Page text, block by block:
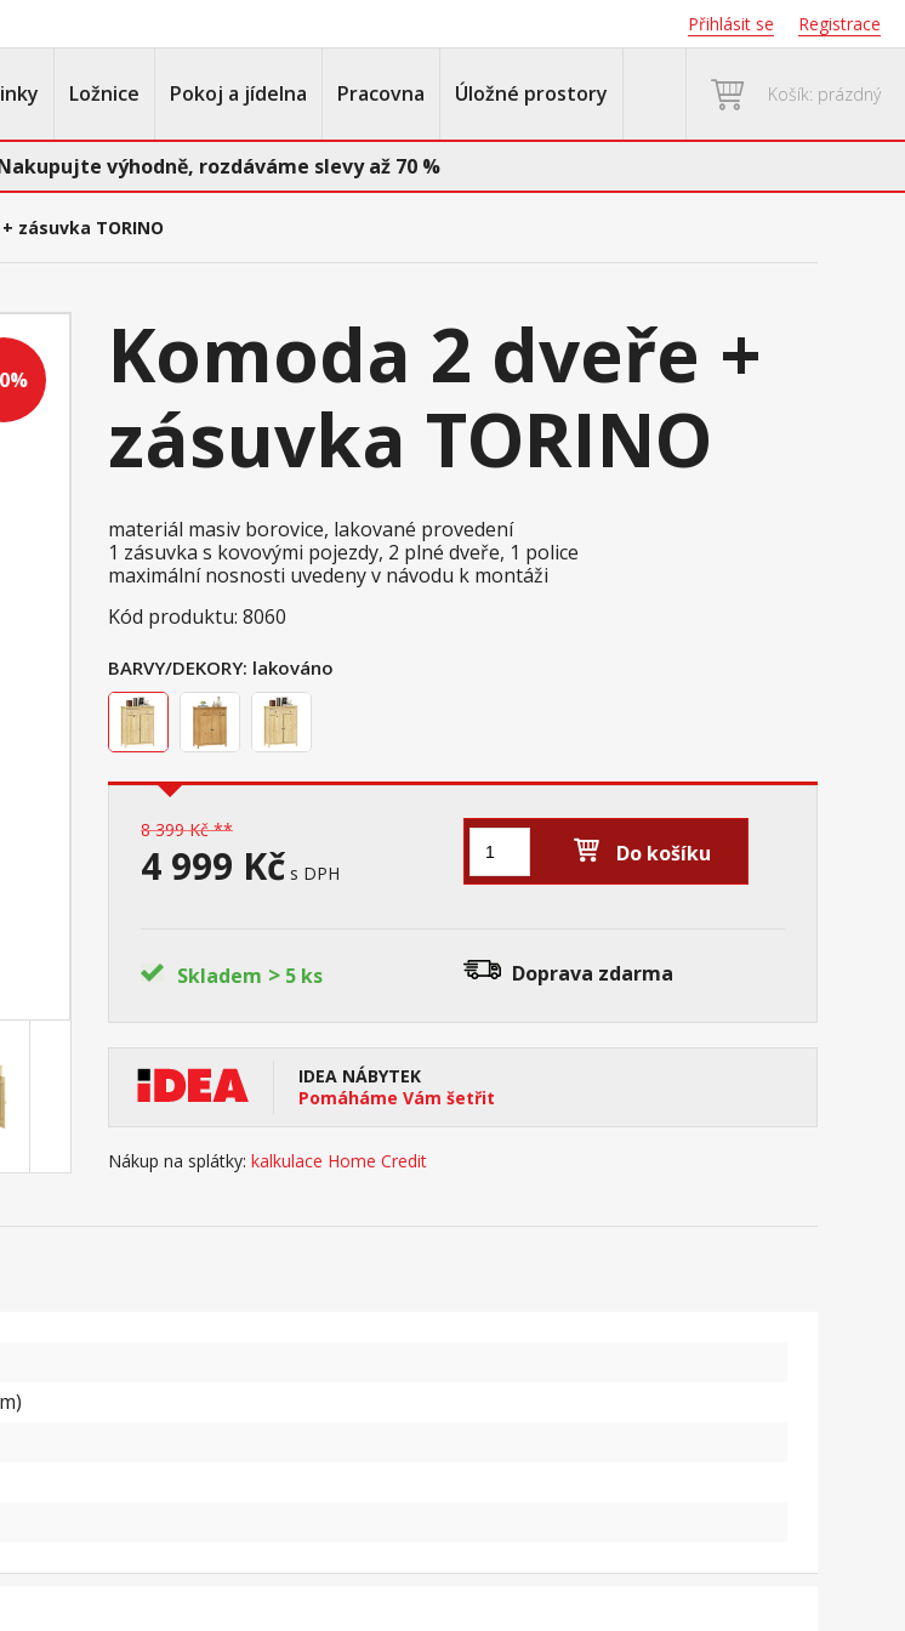
Přihlásit se Registrace
Ložnice Pokoj a jídelna Pracovna Úložné prostory Košík: prázdný
výhodně, rozdáváme slevy až 70 %
zásuvka TORINO
Komoda 2 dveře +
zásuvka TORINO
materiál masiv borovice, lakované provedení
1 zásuvka s kovovými pojezdy, 2 plné dveře, 1 police
maximální nosnosti uvedeny v návodu k montáži
Kód produktu: 8060
BARVY/DEKORY: lakováno
8 399 Kč **
4 999 Kč s DPH
Do košíku
Skladem > 5 ks Doprava zdarma
IDEA NÁBYTEK
Pomáháme Vám šetřit
Nákup na splátky: kalkulace Home Credit